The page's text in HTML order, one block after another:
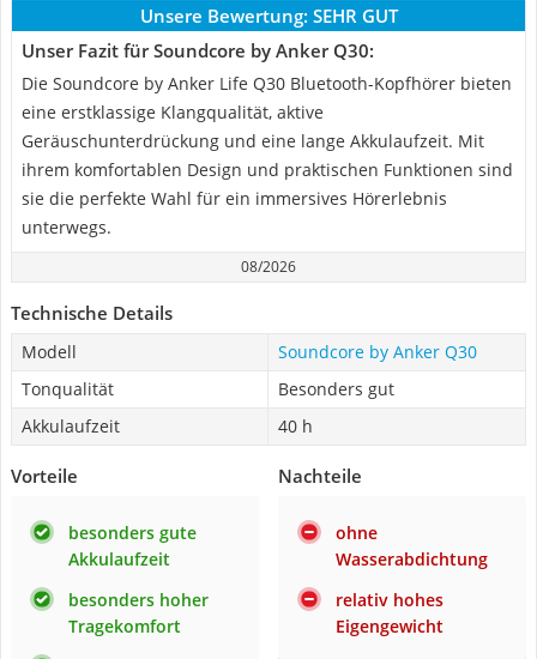
Unsere Bewertung: SEHR GUT
Unser Fazit für Soundcore by Anker Q30:
Die Soundcore by Anker Life Q30 Bluetooth-Kopfhörer bieten
eine erstklassige Klangqualität, aktive
Geräuschunterdrückung und eine lange Akkulaufzeit. Mit
ihrem komfortablen Design und praktischen Funktionen sind
sie die perfekte Wahl für ein immersives Hörerlebnis
unterwegs.
08/2026
Technische Details
Modell
Soundcore by Anker Q30
Tonqualität
Besonders gut
Akkulaufzeit
40 h
Vorteile
besonders gute
Akkulaufzeit
besonders hoher
Tragekomfort
Nachteile
ohne
Wasserabdichtung
relativ hohes
Eigengewicht